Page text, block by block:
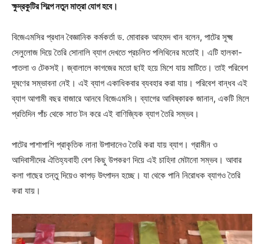
ক্ষুদ্রকুটির শিল্পে নতুন মাত্রা যোগ হবে।
বিজেএমসির প্রধান বৈজ্ঞানিক কর্মকর্তা ড. মোবারক আহমদ খান বলেন, পাটের সূক্ষ্ম
সেলুলোজ দিয়ে তৈরি সোনালি ব্যাগ দেখতে প্রচলিত পলিথিনের মতোই। এটি হালকা-
পাতলা ও টেকসই। জ্বালালে কাগজের মতো ছাই হয়ে মিশে যায় মাটিতে। তাই পরিবেশ
দূষণের সম্ভাবনা নেই। এই ব্যাগ একাধিকবার ব্যবহার করা যায়। পরিবেশ বান্ধব এই
ব্যাগ আগামী বছর বাজারে আনবে বিজেএমসি। ব্যাগের আবিষ্কারক জানান, একটি মিলে
প্রতিদিন পাঁচ থেকে সাত টন করে এই বাণিজ্যিক ব্যাগ তৈরি সম্ভব।
পাটের পাশাপাশি প্রাকৃতিক নানা উপাদানেও তৈরি করা যায় ব্যাগ। গ্রামীন ও
আদিবাসীদের ঐতিহ্যবাহী বেশ কিছু উপকরণ দিয়ে এই চাহিদা মেটানো সম্ভব। আবার
কলা গাছের তন্তু দিয়েও কাপড় উৎপাদন হচ্ছে। যা থেকে পানি নিরোধক ব্যাগও তৈরি
করা যায়।